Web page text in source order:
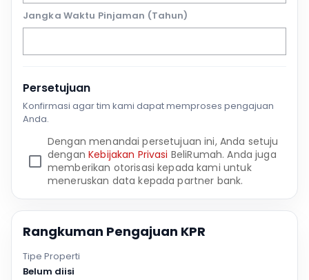
Jangka Waktu Pinjaman (Tahun)
Persetujuan
Konfirmasi agar tim kami dapat memproses pengajuan
Anda.
Dengan menandai persetujuan ini, Anda setuju
denganKebijakan Privasi BeliRumah. Anda juga
memberikan otorisasi kepada kami untuk
meneruskan data kepada partner bank.
Rangkuman Pengajuan KPR
Tipe Properti
Belum diisi